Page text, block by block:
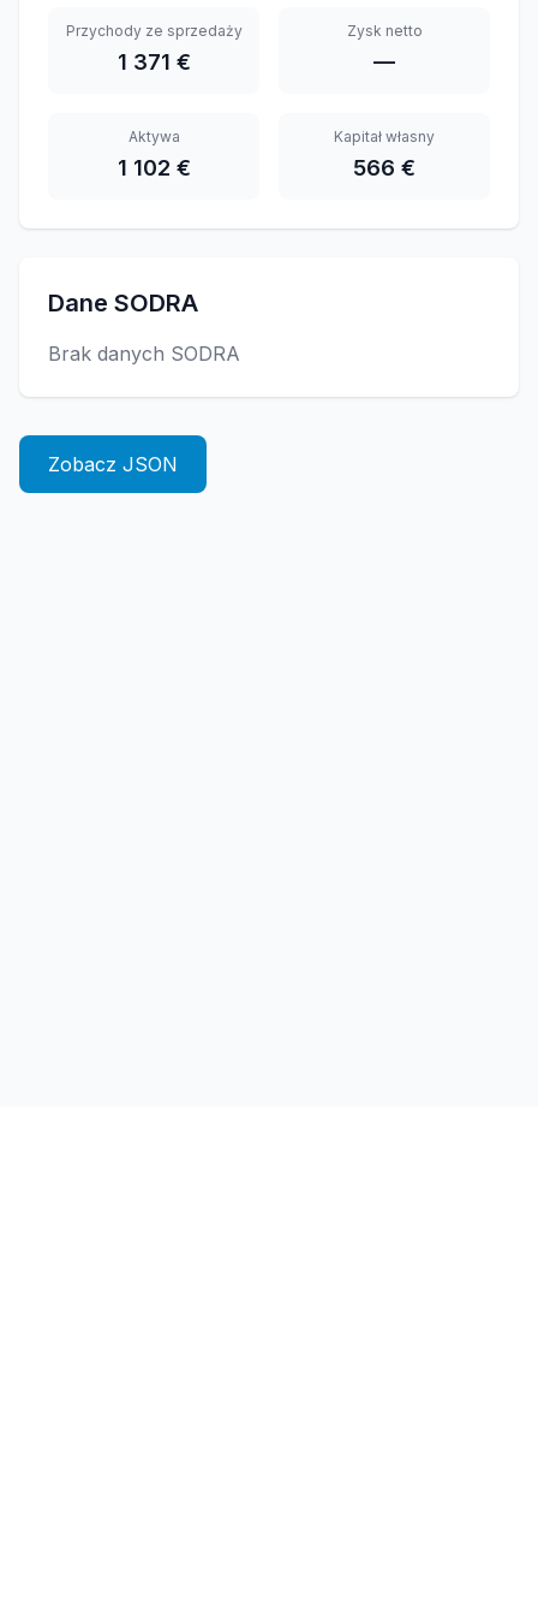
Przychody ze sprzedaży
1 371 €
Zysk netto
—
Aktywa
1 102 €
Kapitał własny
566 €
Dane SODRA
Brak danych SODRA
Zobacz JSON